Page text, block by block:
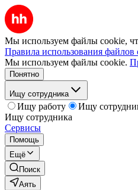
Мы используем файлы cookie,
Правила использования файлов
Мы используем файлы cookie.
Понятно
Ищу сотрудника
Ищу работу
Ищу
Ищу сотрудника
Сервисы
Помощь
Ещё
Поиск
Аять